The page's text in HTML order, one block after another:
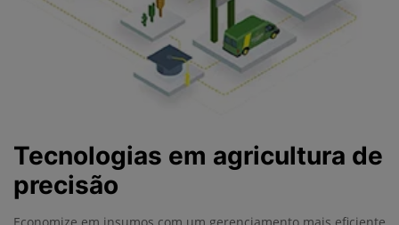
Tecnologias em agricultura de
precisão